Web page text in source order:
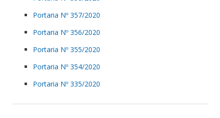
Portaria Nº 357/2020
Portaria Nº 356/2020
Portaria Nº 355/2020
Portaria Nº 354/2020
Portaria Nº 335/2020